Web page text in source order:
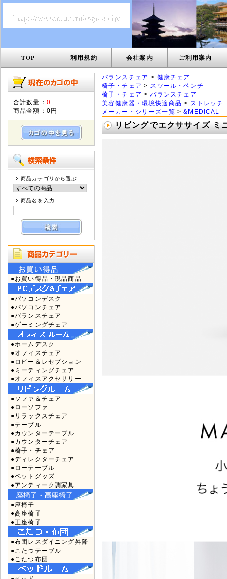
TOP 利用規約 会社案内 ご利用案内
合計数量： 0
商品金額： 0円
商品カテゴリから選ぶ
商品名を入力
●お買い得品・現品商品
●パソコンデスク
●パソコンチェア
●バランスチェア
●ゲーミングチェア
●ホームデスク
●オフィスチェア
●ロビー＆レセプション
●ミーティングチェア
●オフィスアクセサリー
●ソファ＆チェア
●ローソファ
●リラックスチェア
●テーブル
●カウンターテーブル
●カウンターチェア
●椅子・チェア
●ディレクターチェア
●ローテーブル
●ペットグッズ
●アンティーク調家具
●座椅子
●高座椅子
●正座椅子
●布団レスダイニング昇降
●こたつテーブル
●こたつ布団
バランスチェア > 健康チェア
椅子・チェア > スツール・ベンチ
椅子・チェア >バランスチェア
美容健康器・環境快適商品 > ストレッチ
メーカー・シリーズ一覧 >&MEDICAL
リビングでエクササイズ